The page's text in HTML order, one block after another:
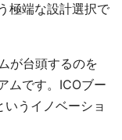
極端な設計選択で
が台頭するのを
ムです。ICOブー
うイノベーショ